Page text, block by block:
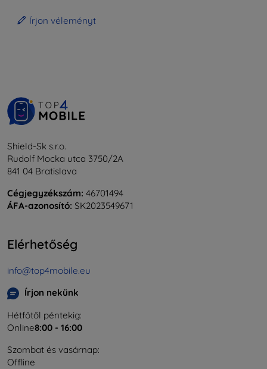
Írjon véleményt
Shield-Sk s.r.o.
Rudolf Mocka utca 3750/2A
841 04 Bratislava
Cégjegyzékszám: 46701494
ÁFA-azonosító: SK2023549671
Elérhetőség
info@top4mobile.eu
Írjon nekünk
Hétfőtől péntekig:
Online8:00 - 16:00
Szombat és vasárnap:
Offline